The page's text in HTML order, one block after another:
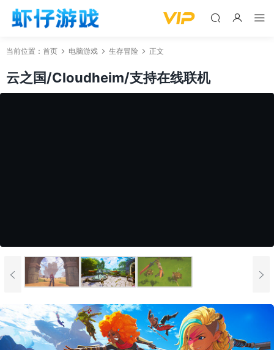
当前位置： 首页 电脑游戏 生存冒险 正文
云之国/Cloudheim/支持在线联机